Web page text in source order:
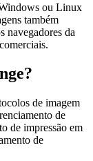
ou Linux
também
navegadores da
de imagem
de
de impressão em
de